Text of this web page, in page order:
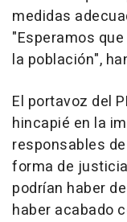
medidas
"Esperamos
la población",
El portavoz del
hincapié en la
responsables
forma de
podrían haber
haber acabado